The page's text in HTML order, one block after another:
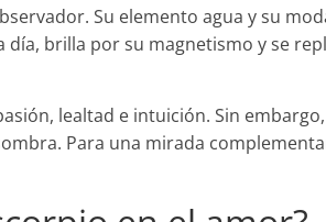
Su elemento agua y su
día, brilla por su magnetismo y se
lealtad e intuición. Sin
Para una mirada